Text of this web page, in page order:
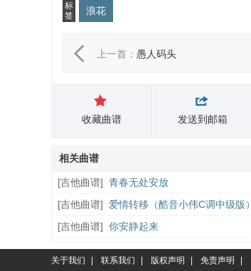
标
签
浪花
上一首： 愚人码头
收藏曲谱 发送到邮箱
相关曲谱
[吉他曲谱] 青春无处安放
[吉他曲谱] 爱情转移（酷音小伟C调中级版）
[吉他曲谱] 你安静起来
关于我们 联系我们 版权声明 免责声明